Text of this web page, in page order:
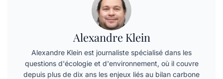
Alexandre Klein
Alexandre Klein est journaliste spécialisé dans les
questions d'écologie et d'environnement, où il couvre
depuis plus de dix ans les enjeux liés au bilan carbone